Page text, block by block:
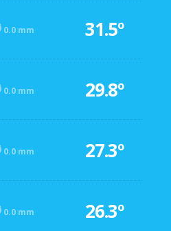
0.0 mm 31.5º
0.0 mm 29.8º
0.0 mm 27.3º
0.0 mm 26.3º